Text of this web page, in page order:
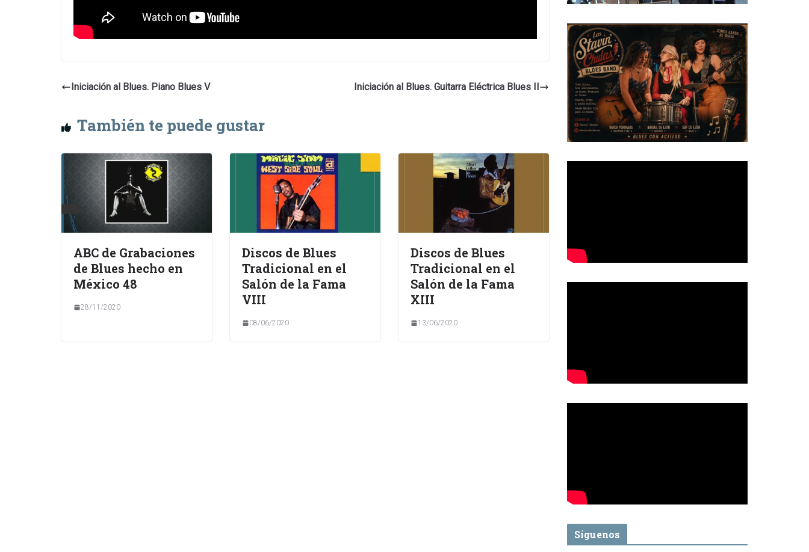
Iniciación al Blues. Piano Blues V Iniciación al Blues. Guitarra Eléctrica Blues II
También te puede gustar
ABC de Grabaciones
de Blues hecho en
México 48
28/11/2020
Discos de Blues
Tradicional en el
Salón de la Fama
VIII
08/06/2020
Discos de Blues
Tradicional en el
Salón de la Fama
XIII
13/06/2020
Síguenos